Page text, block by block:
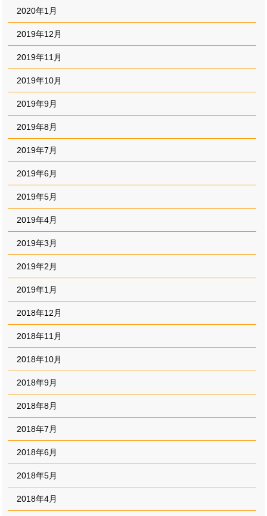
2020年1月
2019年12月
2019年11月
2019年10月
2019年9月
2019年8月
2019年7月
2019年6月
2019年5月
2019年4月
2019年3月
2019年2月
2019年1月
2018年12月
2018年11月
2018年10月
2018年9月
2018年8月
2018年7月
2018年6月
2018年5月
2018年4月